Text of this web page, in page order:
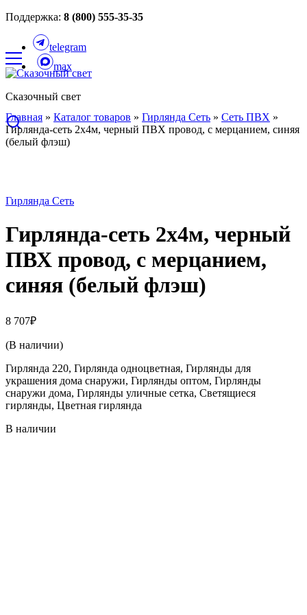
Поддержка: 8 (800) 555-35-35
telegram
max
Сказочный свет
Главная » Каталог товаров » Гирлянда Сеть » Сеть ПВХ »
Гирлянда-сеть 2х4м, черный ПВХ провод, с мерцанием, синяя
(белый флэш)
Гирлянда Сеть
Гирлянда-сеть 2х4м, черный
ПВХ провод, с мерцанием,
синяя (белый флэш)
8 707₽
(В наличии)
Гирлянда 220, Гирлянда одноцветная, Гирлянды для
украшения дома снаружи, Гирлянды оптом, Гирлянды
снаружи дома, Гирлянды уличные сетка, Светящиеся
гирлянды, Цветная гирлянда
В наличии